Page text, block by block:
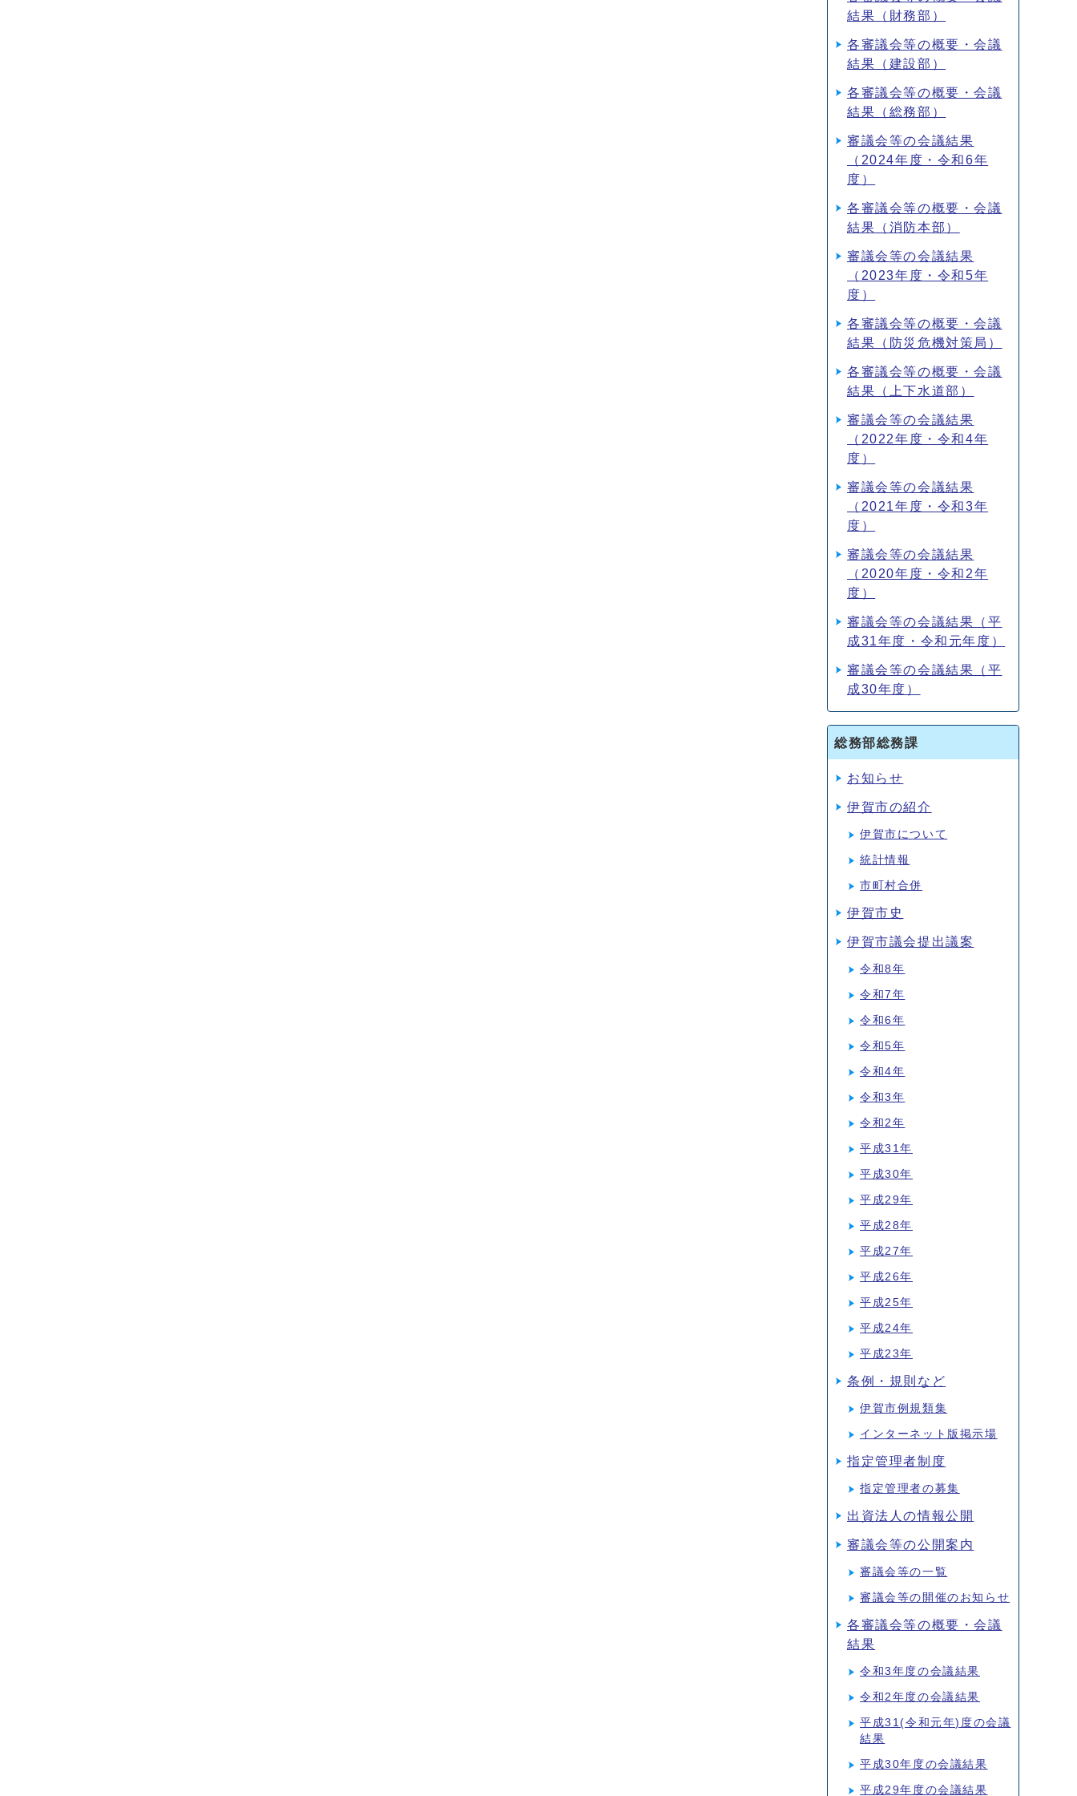
結果（財務部）
各審議会等の概要・会議
結果（建設部）
各審議会等の概要・会議
結果（総務部）
審議会等の会議結果
（2024年度・令和6年
度）
各審議会等の概要・会議
結果（消防本部）
審議会等の会議結果
（2023年度・令和5年
度）
各審議会等の概要・会議
結果（防災危機対策局）
各審議会等の概要・会議
結果（上下水道部）
審議会等の会議結果
（2022年度・令和4年
度）
審議会等の会議結果
（2021年度・令和3年
度）
審議会等の会議結果
（2020年度・令和2年
度）
審議会等の会議結果（平
成31年度・令和元年度）
審議会等の会議結果（平
成30年度）
総務部総務課
お知らせ
伊賀市の紹介
伊賀市について
統計情報
市町村合併
伊賀市史
伊賀市議会提出議案
令和8年
令和7年
令和6年
令和5年
令和4年
令和3年
令和2年
平成31年
平成30年
平成29年
平成28年
平成27年
平成26年
平成25年
平成24年
平成23年
条例・規則など
伊賀市例規類集
インターネット版掲示場
指定管理者制度
指定管理者の募集
出資法人の情報公開
審議会等の公開案内
審議会等の一覧
審議会等の開催のお知らせ
各審議会等の概要・会議
結果
令和3年度の会議結果
令和2年度の会議結果
平成31(令和元年)度の会議
結果
平成30年度の会議結果
平成29年度の会議結果